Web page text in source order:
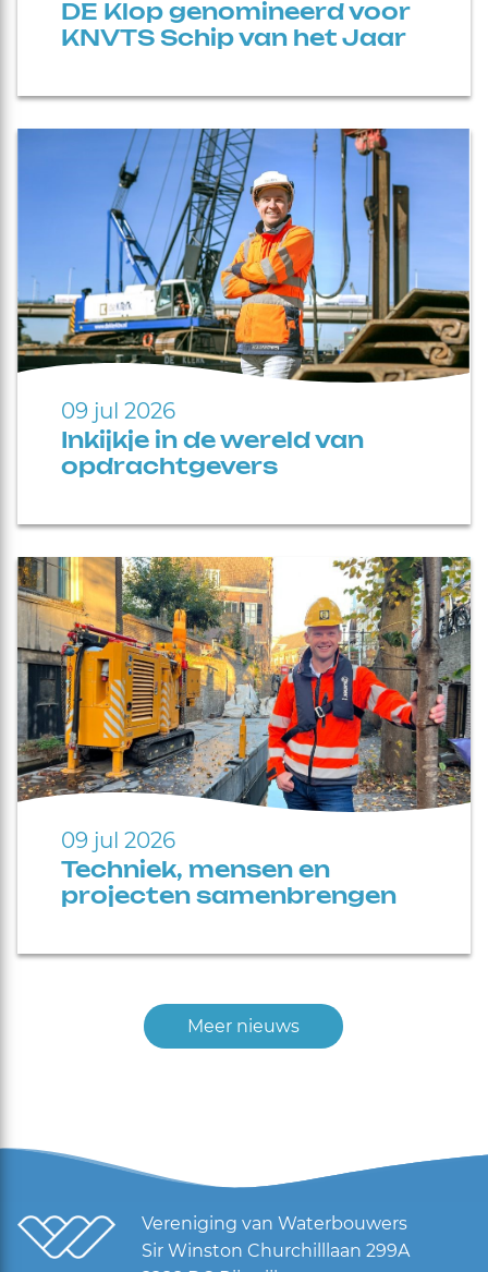
DE Klop genomineerd voor
KNVTS Schip van het Jaar
09 jul 2026
Inkijkje in de wereld van
opdrachtgevers
09 jul 2026
Techniek, mensen en
projecten samenbrengen
Meer nieuws
Vereniging van Waterbouwers
Sir Winston Churchilllaan 299A